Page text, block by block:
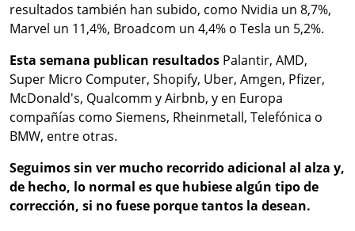
resultados también han subido, como Nvidia un 8,7%,
Marvel un 11,4%, Broadcom un 4,4% o Tesla un 5,2%.
Esta semana publican resultados Palantir, AMD,
Super Micro Computer, Shopify, Uber, Amgen, Pfizer,
McDonald's, Qualcomm y Airbnb, y en Europa
compañías como Siemens, Rheinmetall, Telefónica o
BMW, entre otras.
Seguimos sin ver mucho recorrido adicional al alza y,
de hecho, lo normal es que hubiese algún tipo de
corrección, si no fuese porque tantos la desean.